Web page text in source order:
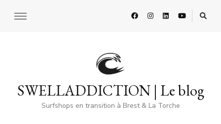
SWELLADDICTION | Le blog
Surfshops en transition à Brest & La Torche